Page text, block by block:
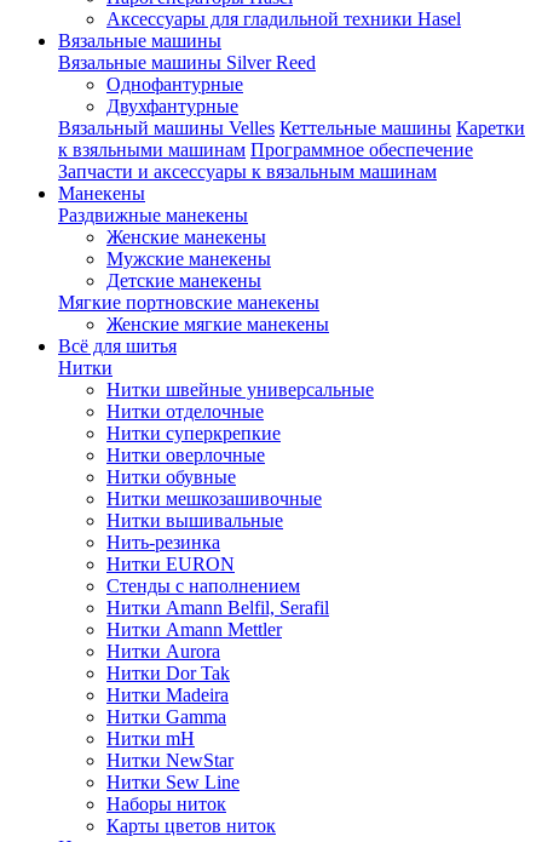
Аксессуары для гладильной техники Hasel
Вязальные машины
Вязальные машины Silver Reed
Однофантурные
Двухфантурные
Вязальный машины Velles Кеттельные машины Каретки
к взяльными машинам Программное обеспечение
Запчасти и аксессуары к вязальным машинам
Манекены
Раздвижные манекены
Женские манекены
Мужские манекены
Детские манекены
Мягкие портновские манекены
Женские мягкие манекены
Всё для шитья
Нитки
Нитки швейные универсальные
Нитки отделочные
Нитки суперкрепкие
Нитки оверлочные
Нитки обувные
Нитки мешкозашивочные
Нитки вышивальные
Нить-резинка
Нитки EURON
Стенды с наполнением
Нитки Amann Belfil, Serafil
Нитки Amann Mettler
Нитки Aurora
Нитки Dor Tak
Нитки Madeira
Нитки Gamma
Нитки mH
Нитки NewStar
Нитки Sew Line
Наборы ниток
Карты цветов ниток